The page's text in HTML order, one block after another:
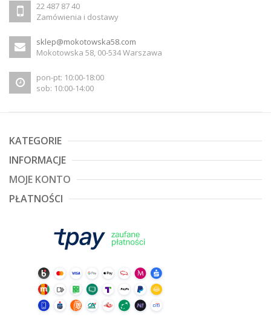
22 487 87 40
Zamówienia i dostawy
sklep@mokotowska58.com
Mokotowska 58, 00-534 Warszawa
pon-pt: 10:00-18:00
sob: 10:00-14:00
KATEGORIE
INFORMACJE
MOJE KONTO
PŁATNOŚCI